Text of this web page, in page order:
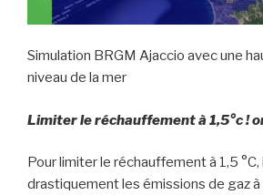
Simulation BRGM Ajaccio avec une
niveau de la mer
Limiter le réchauffement à 1,5°c !
Pour limiter le réchauffement à 1,5
drastiquement les émissions de gaz